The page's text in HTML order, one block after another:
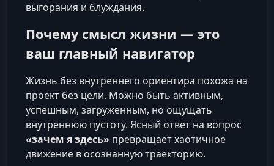
выгорания и блуждания.
Почему смысл жизни — это
ваш главный навигатор
Жизнь без внутреннего ориентира похожа на
проект без цели. Можно быть активным,
успешным, загруженным, но ощущать
внутреннюю пустоту. Ясный ответ на вопрос
«зачем я здесь» превращает хаотичное
движение в осознанную траекторию.